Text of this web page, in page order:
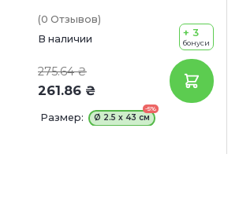
(0 Отзывов)
В наличии
275.64 ₴
261.86 ₴
+ 3
бонуси
Размер:
-5%
Ø 2.5 х 43 см